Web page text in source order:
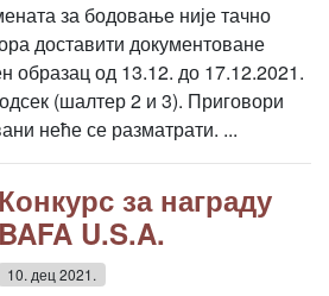
за бодовање није тачно
доставити документоване
образац од 13.12. до 17.12.2021.
(шалтер 2 и 3). Приговори
неће се разматрати. ...
Конкурс за награду
BAFA U.S.A.
10. дец 2021.